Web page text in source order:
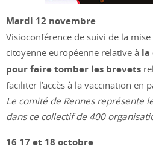
Mardi 12 novembre
Visioconférence de suivi de la
citoyenne européenne relative à la
pour faire tomber les brevets
faciliter l’accès à la vaccination en
Le comité de Rennes représente
dans ce collectif de 400
16 17 et 18 octobre